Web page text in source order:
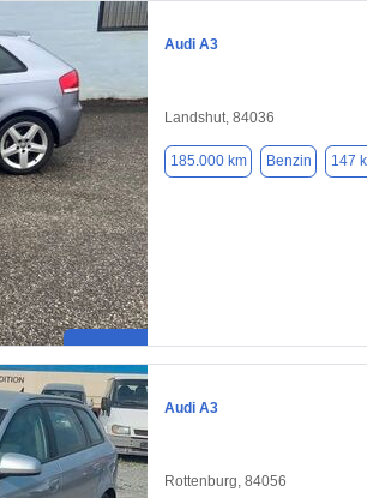
Audi A3
Landshut, 84036
185.000 km Benzin 147
Audi A3
Rottenburg, 84056